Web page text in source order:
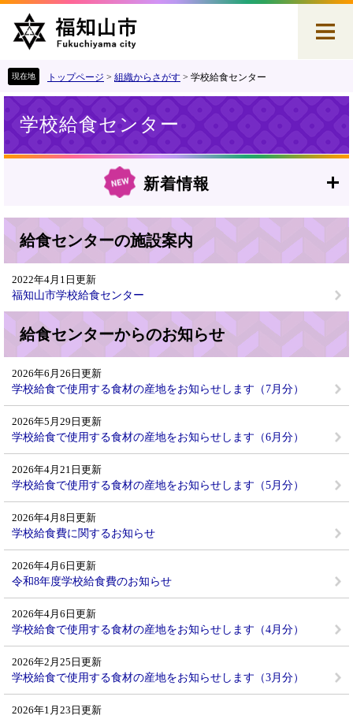
本
トップページ > 組織からさがす > 学校給食センター
学校給食センター
新着情報
給食センターの施設案内
2022年4月1日更新
福知山市学校給食センター
給食センターからのお知らせ
2026年6月26日更新
学校給食で使用する食材の産地をお知らせします（7月分）
2026年5月29日更新
学校給食で使用する食材の産地をお知らせします（6月分）
2026年4月21日更新
学校給食で使用する食材の産地をお知らせします（5月分）
2026年4月8日更新
学校給食費に関するお知らせ
2026年4月6日更新
令和8年度学校給食費のお知らせ
2026年4月6日更新
学校給食で使用する食材の産地をお知らせします（4月分）
2026年2月25日更新
学校給食で使用する食材の産地をお知らせします（3月分）
2026年1月23日更新